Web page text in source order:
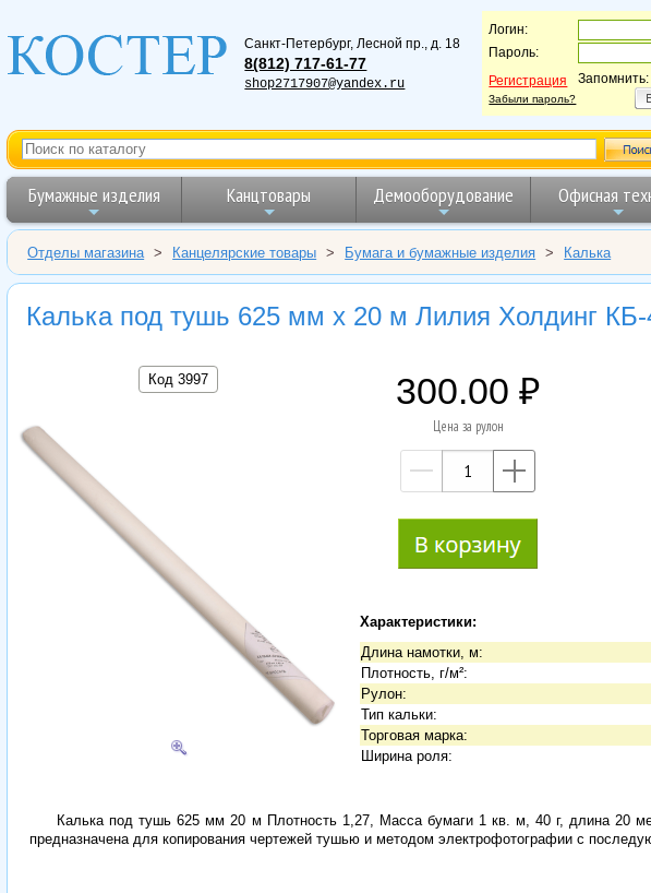
Санкт-Петербург, Лесной пр., д. 18
8(812) 717-61-77
shop2717907@yandex.ru
Логин:
Пароль:
Регистрация
Забыли пароль?
Запомнить:
Бумажные изделия Канцтовары Демооборудование Офисная
Отделы магазина > Канцелярские товары > Бумага и бумажные изделия > Калька
Калька под тушь 625 мм х 20 м Лилия Холдинг КБ-
Код 3997 300.00
Цена за рулон
—
Характеристики:
Длина намотки, м:
Плотность, г/м²:
Рулон:
Тип кальки:
Торговая марка:
Ширина роля:
Калька под тушь 625 мм 20 м Плотность 1,27, Масса бумаги 1 кв. м, 40 г, длина 20
предназначена для копирования чертежей тушью и методом электрофотографии с